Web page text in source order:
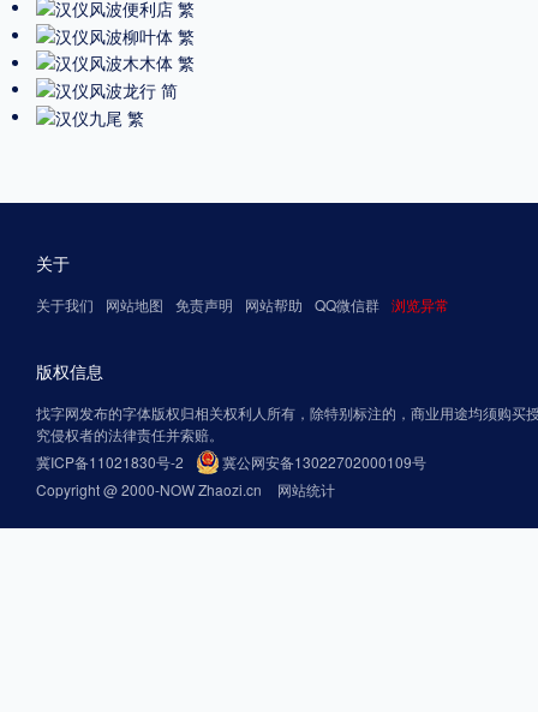
关于
关于我们 网站地图 免责声明 网站帮助 QQ微信群 浏览异常
版权信息
找字网发布的字体版权归相关权利人所有，除特别标注的，商业用途均须购买
究侵权者的法律责任并索赔。
冀ICP备11021830号-2
冀公网安备13022702000109号
Copyright @ 2000-NOW Zhaozi.cn
网站统计